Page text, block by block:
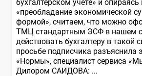
бухгалтерском учете» и
«преобладание экономической
формой», считаем, что можно
ТМЦ стандартным ЭСФ в нашем
действовать бухгалтеру в такой
просьбе подписчика разъяснила
«Нормы», специалист сервиса
Дилором САИДОВА: ...